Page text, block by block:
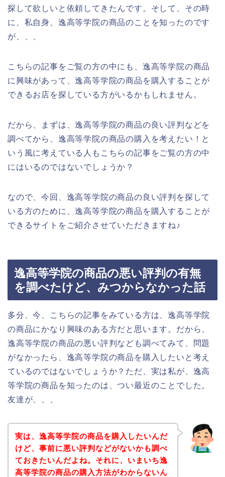
探して欲しいと依頼してきたんです。そして、その時
に、私自身、逸高等学院の商品のことを知ったのです
が、、、
こちらの記事をご覧の方の中にも、逸高等学院の商品
に興味があって、逸高等学院の商品を購入することが
できるお店を探している方がいるかもしれません。
だから、まずは、逸高等学院の商品の良い評判などを
調べてから、逸高等学院の商品の購入を考えたい！と
いう風に考えている人もこちらの記事をご覧の方の中
にはいるのではないでしょうか？
なので、今回、逸高等学院の商品の良い評判を探して
いる方のために、逸高等学院の商品を購入することが
できるサイトをご紹介させていただきますね♪
逸高等学院の商品の悪い評判の有無
を調べたけど、みつからなかった話
多分、今、こちらの記事をみている方は、逸高等学院
の商品にかなり興味のある方だと思います。だから、
逸高等学院の商品の悪い評判なども調べてみて、問題
がなかったら、逸高等学院の商品を購入したいと考え
ているのではないでしょうか？ただ、実は私が、逸高
等学院の商品を知ったのは、つい最近のことでした。
友達が、、、
実は、逸高等学院の商品を購入したいんだ
けど、事前に悪い評判などがないかも調べ
ておきたいんだよね。それに、いまいち逸
高等学院の商品の購入方法がわからないん